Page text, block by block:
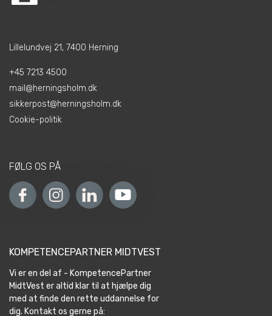
Lillelundvej 21, 7400 Herning
+45 7213 4500
mail@herningsholm.dk
sikkerpost@herningsholm.dk
Cookie-politik
FØLG OS PÅ
KOMPETENCEPARTNER MIDTVEST
Vi er en del af - KompetencePartner
MidtVest er altid klar til at hjælpe dig
med at finde den rette uddannelse for
dig. Kontakt os gerne på: